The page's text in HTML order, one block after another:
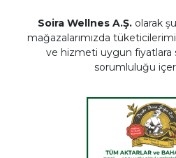
Soira Wellnes A.Ş.olarak
mağazalarımızda
ve hizmeti uygun fiyatlara
sorumluluğu